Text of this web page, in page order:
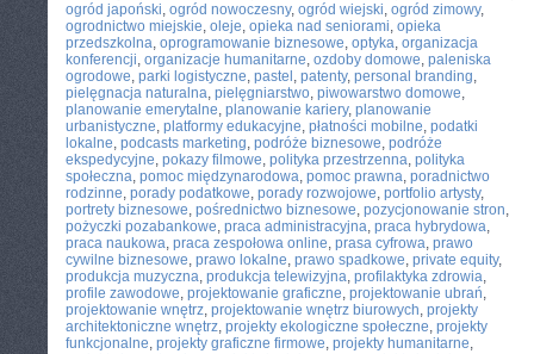
ogród japoński, ogród nowoczesny, ogród wiejski, ogród zimowy,
ogrodnictwo miejskie, oleje, opieka nad seniorami, opieka
przedszkolna, oprogramowanie biznesowe, optyka, organizacja
konferencji, organizacje humanitarne, ozdoby domowe, paleniska
ogrodowe, parki logistyczne, pastel , patenty, personal branding,
pielęgnacja naturalna, pielęgniarstwo, piwowarstwo domowe,
planowanie emerytalne, planowanie kariery, planowanie
urbanistyczne, platformy edukacyjne, płatności mobilne, podatki
lokalne, podcasts marketing, podróże biznesowe, podróże
ekspedycyjne, pokazy filmowe, polityka przestrzenna, polityka
społeczna, pomoc międzynarodowa, pomoc prawna, poradnictwo
rodzinne, porady podatkowe, porady rozwojowe, portfolio artysty,
portrety biznesowe, pośrednictwo biznesowe, pozycjonowanie stron,
pożyczki pozabankowe, praca administracyjna, praca hybrydowa,
praca naukowa, praca zespołowa online, prasa cyfrowa, prawo
cywilne biznesowe, prawo lokalne, prawo spadkowe, private equity,
produkcja muzyczna, produkcja telewizyjna, profilaktyka zdrowia,
profile zawodowe, projektowanie graficzne, projektowanie ubrań,
projektowanie wnętrz, projektowanie wnętrz biurowych, projekty
architektoniczne wnętrz, projekty ekologiczne społeczne, projekty
funkcjonalne, projekty graficzne firmowe, projekty humanitarne,